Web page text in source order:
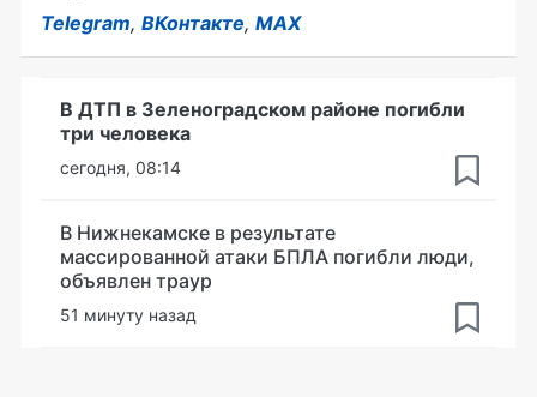
Telegram, ВКонтакте, MAX
В ДТП в Зеленоградском районе погибли
три человека
сегодня, 08:14
В Нижнекамске в результате
массированной атаки БПЛА погибли люди,
объявлен траур
51 минуту назад